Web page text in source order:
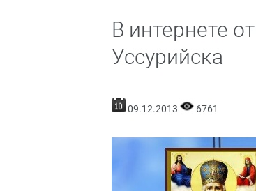
В интернете
Уссурийска
09.12.2013 6761